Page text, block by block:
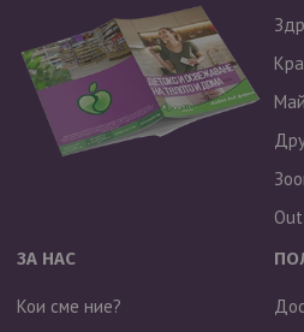
ЗА НАС
Кои сме ние?